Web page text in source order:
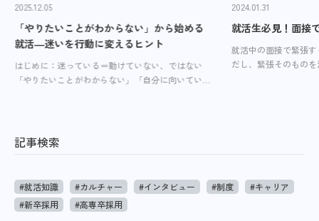
2025.12.05
「やりたいことがわからない」から始める
就活―迷いを行動に変えるヒント
はじめに：迷っている＝動けていない、ではない
「やりたいことがわからない」「自分に向いてい
2024.01.31
就活生必見！面接
就活中の面接で緊張
だし、緊張そのもの
記事検索
#就活知識 #カルチャー #インタビュー #制度
#キャリア
#新卒採用
#高専卒採用
カテゴリー
全て
キャリアを知る
働く環境
選考について